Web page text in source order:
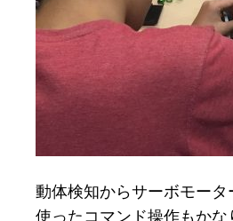
動体検知からサーボモー
使ったコマンド操作もかな